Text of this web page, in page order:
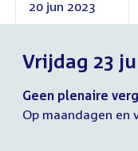
20 jun 2023
Dinsdag
juni
2023
Vrijdag 23
Geen plenaire
Op maandagen en